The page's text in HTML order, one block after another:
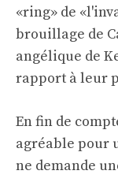
«ring» de
brouillage de
angélique de
rapport à leur
En fin de
agréable pour
ne demande